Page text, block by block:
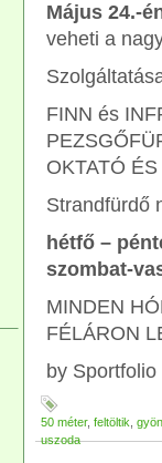
Május 24.-
veheti a
FINN és
OKTATÓ
Strandfürdő
hétfő –
szombat-
MINDEN
FÉLÁRON
by Sportfolio
50 méter, feltöltik
uszoda